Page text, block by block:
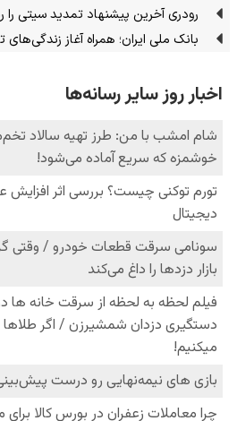
رودری آخرین پیشنهاد تمدید سیتی را
بانک ملی ایران؛ همراه آغاز زندگی‌های